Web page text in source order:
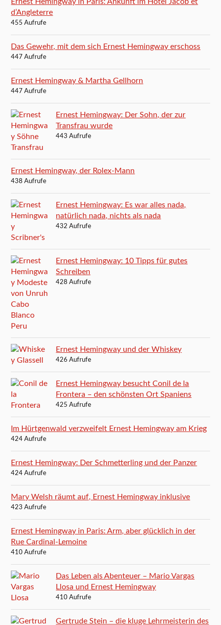
d’Angleterre
455 Aufrufe
Das Gewehr, mit dem sich Ernest Hemingway erschoss
447 Aufrufe
Ernest Hemingway & Martha Gellhorn
447 Aufrufe
Ernest Hemingway: Der Sohn, der zur
Transfrau wurde
443 Aufrufe
Ernest Hemingway, der Rolex-Mann
438 Aufrufe
Ernest Hemingway: Es war alles nada,
natürlich nada, nichts als nada
432 Aufrufe
Ernest Hemingway: 10 Tipps für gutes
Schreiben
428 Aufrufe
Ernest Hemingway und der Whiskey
426 Aufrufe
Ernest Hemingway besucht Conil de la
Frontera – den schönsten Ort Spaniens
425 Aufrufe
Im Hürtgenwald verzweifelt Ernest Hemingway am Krieg
424 Aufrufe
Ernest Hemingway: Der Schmetterling und der Panzer
424 Aufrufe
Mary Welsh räumt auf, Ernest Hemingway inklusive
423 Aufrufe
Ernest Hemingway in Paris: Arm, aber glücklich in der
Rue Cardinal-Lemoine
410 Aufrufe
Das Leben als Abenteuer – Mario Vargas
Llosa und Ernest Hemingway
410 Aufrufe
Gertrude Stein – die kluge Lehrmeisterin des